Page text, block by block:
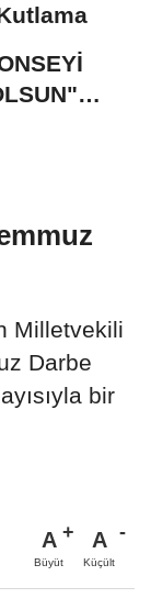
Milletvekili
Darbe
bir
A
Büyüt
A
Küçült